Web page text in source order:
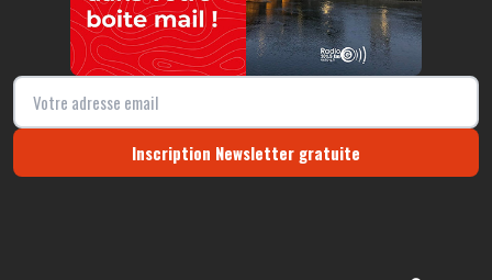
Inscription Newsletter gratuite